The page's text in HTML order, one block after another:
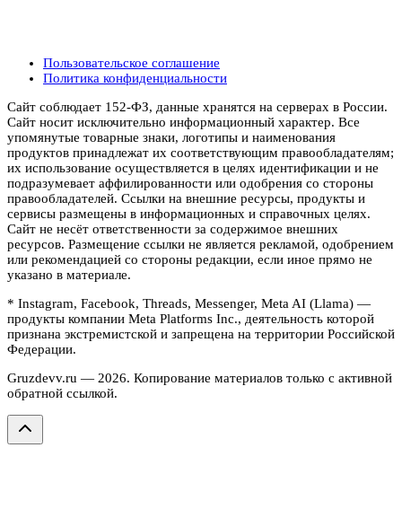
Пользовательское соглашение
Политика конфиденциальности
Сайт соблюдает 152-ФЗ, данные хранятся на серверах в России.
Сайт носит исключительно информационный характер. Все
упомянутые товарные знаки, логотипы и наименования
продуктов принадлежат их соответствующим правообладателям;
их использование осуществляется в целях идентификации и не
подразумевает аффилированности или одобрения со стороны
правообладателей. Ссылки на внешние ресурсы, продукты и
сервисы размещены в информационных и справочных целях.
Сайт не несёт ответственности за содержимое внешних
ресурсов. Размещение ссылки не является рекламой, одобрением
или рекомендацией со стороны редакции, если иное прямо не
указано в материале.
* Instagram, Facebook, Threads, Messenger, Meta AI (Llama) —
продукты компании Meta Platforms Inc., деятельность которой
признана экстремистской и запрещена на территории Российской
Федерации.
Gruzdevv.ru — 2026. Копирование материалов только с активной
обратной ссылкой.